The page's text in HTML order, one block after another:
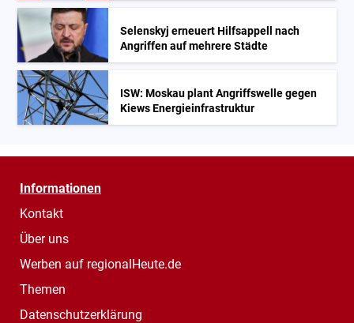
Selenskyj erneuert Hilfsappell nach
Angriffen auf mehrere Städte
ISW: Moskau plant Angriffswelle gegen
Kiews Energieinfrastruktur
Informationen
Kontakt
Über uns
Werben auf regionalHeute.de
Themen
Datenschutzerklärung